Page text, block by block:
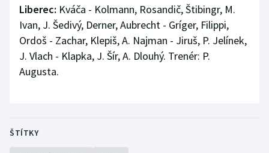
Liberec: Kváča - Kolmann, Rosandič, Štibingr, M.
Ivan, J. Šedivý, Derner, Aubrecht - Gríger, Filippi,
Ordoš - Zachar, Klepiš, A. Najman - Jiruš, P. Jelínek,
J. Vlach - Klapka, J. Šír, A. Dlouhý. Trenér: P.
Augusta.
ŠTÍTKY